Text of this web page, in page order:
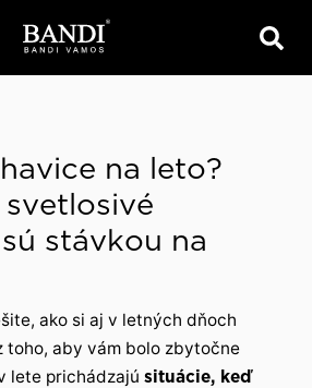
na leto?
stávkou na
ako si aj v letných dňoch
toho, aby vám bolo zbytočne
lete prichádzajú situácie, keď